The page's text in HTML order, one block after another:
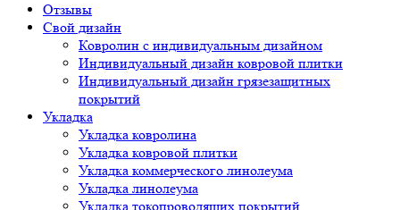
Отзывы
Свой дизайн
Ковролин с индивидуальным дизайном
Индивидуальный дизайн ковровой плитки
Индивидуальный дизайн грязезащитных
покрытий
Укладка
Укладка ковролина
Укладка ковровой плитки
Укладка коммерческого линолеума
Укладка линолеума
Укладка токопроводящих покрытий